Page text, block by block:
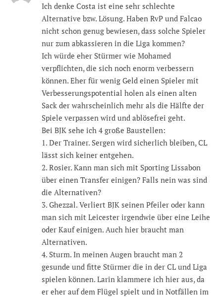
Ich denke Costa ist eine sehr schlechte
Alternative bzw. Lösung. Haben RvP und Falcao
nicht schon genug bewiesen, dass solche Spieler
nur zum abkassieren in die Liga kommen?
Ich würde eher Stürmer wie Mohamed
verpflichten, die sich noch enorm verbessern
können. Eher für wenig Geld einen Spieler mit
Verbesserungspotential holen als einen alten
Sack der wahrscheinlich mehr als die Hälfte der
Spiele verpassen wird und ablösefrei geht.
Bei BJK sehe ich 4 große Baustellen:
1. Der Trainer. Sergen wird sicherlich bleiben, CL
lässt sich keiner entgehen.
2. Rosier. Kann man sich mit Sporting Lissabon
über einen Transfer einigen? Falls nein was sind
die Alternativen?
3. Ghezzal. Verliert BJK seinen Pfeiler oder kann
man sich mit Leicester irgendwie über eine Leihe
oder Kauf einigen. Auch hier braucht man
Alternativen.
4. Sturm. In meinen Augen braucht man 2
gesunde und fitte Stürmer die in der CL und Liga
spielen können. Larin klammere ich hier aus, da
er eher auf dem Flügel spielt und in Notfällen im